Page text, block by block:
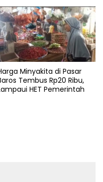
Minyakita di Pasar
Tembus Rp20 Ribu,
HET Pemerintah